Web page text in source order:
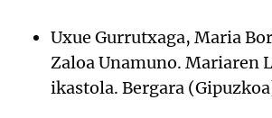
Uxue Gurrutxaga, Maria
Zaloa Unamuno. Mariaren
ikastola. Bergara